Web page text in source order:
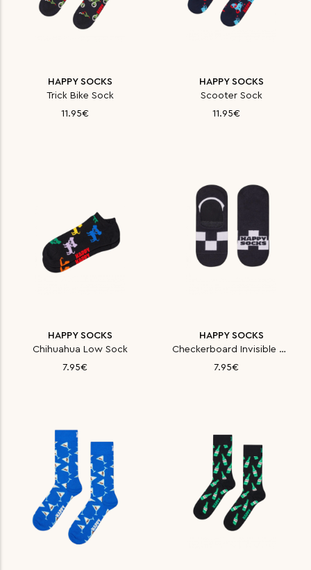
HAPPY SOCKS
Trick Bike Sock
11.95€
HAPPY SOCKS
Scooter Sock
11.95€
HAPPY SOCKS
Chihuahua Low Sock
7.95€
HAPPY SOCKS
Checkerboard Invisible Sock
7.95€